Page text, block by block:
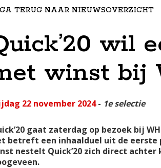
GA TERUG NAAR NIEUWSOVERZICHT
wil
winst bij
22 november 2024- 1e selectie
gaat zaterdag op bezoek bij
betreft een inhaalduel uit de eerste
nestelt Quick’20 zich direct achter